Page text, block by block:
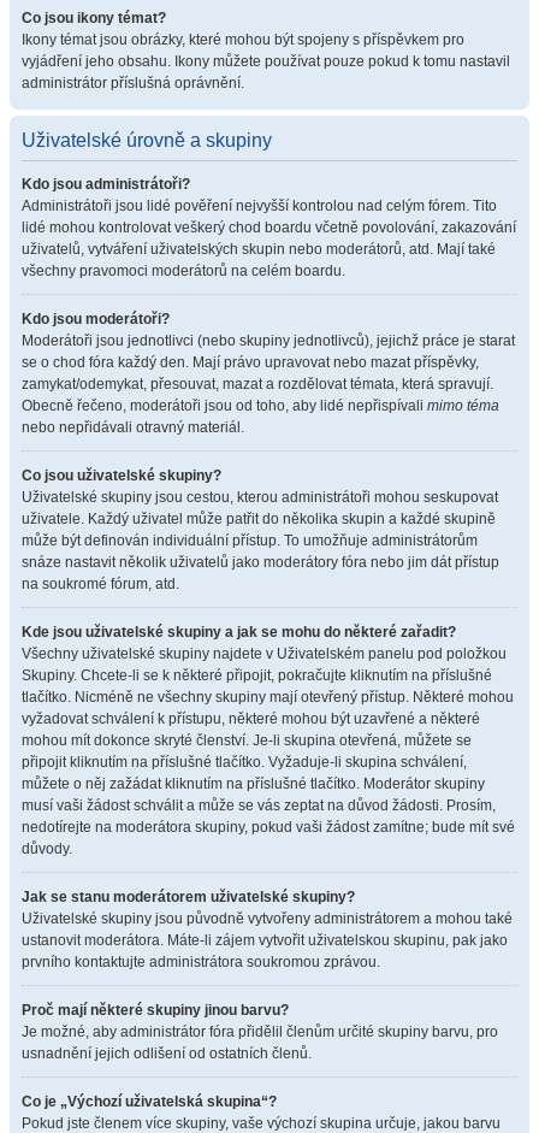
Co jsou ikony témat?
Ikony témat jsou obrázky, které mohou být spojeny s příspěvkem pro
vyjádření jeho obsahu. Ikony můžete používat pouze pokud k tomu nastavil
administrátor příslušná oprávnění.
Uživatelské úrovně a skupiny
Kdo jsou administrátoři?
Administrátoři jsou lidé pověření nejvyšší kontrolou nad celým fórem. Tito
lidé mohou kontrolovat veškerý chod boardu včetně povolování, zakazování
uživatelů, vytváření uživatelských skupin nebo moderátorů, atd. Mají také
všechny pravomoci moderátorů na celém boardu.
Kdo jsou moderátoři?
Moderátoři jsou jednotlivci (nebo skupiny jednotlivců), jejichž práce je starat
se o chod fóra každý den. Mají právo upravovat nebo mazat příspěvky,
zamykat/odemykat, přesouvat, mazat a rozdělovat témata, která spravují.
Obecně řečeno, moderátoři jsou od toho, aby lidé nepřispívali mimo téma
nebo nepřidávali otravný materiál.
Co jsou uživatelské skupiny?
Uživatelské skupiny jsou cestou, kterou administrátoři mohou seskupovat
uživatele. Každý uživatel může patřit do několika skupin a každé skupině
může být definován individuální přístup. To umožňuje administrátorům
snáze nastavit několik uživatelů jako moderátory fóra nebo jim dát přístup
na soukromé fórum, atd.
Kde jsou uživatelské skupiny a jak se mohu do některé zařadit?
Všechny uživatelské skupiny najdete v Uživatelském panelu pod položkou
Skupiny. Chcete-li se k některé připojit, pokračujte kliknutím na příslušné
tlačítko. Nicméně ne všechny skupiny mají otevřený přístup. Některé mohou
vyžadovat schválení k přístupu, některé mohou být uzavřené a některé
mohou mít dokonce skryté členství. Je-li skupina otevřená, můžete se
připojit kliknutím na příslušné tlačítko. Vyžaduje-li skupina schválení,
můžete o něj zažádat kliknutím na příslušné tlačítko. Moderátor skupiny
musí vaši žádost schválit a může se vás zeptat na důvod žádosti. Prosím,
nedotírejte na moderátora skupiny, pokud vaši žádost zamítne; bude mít své
důvody.
Jak se stanu moderátorem uživatelské skupiny?
Uživatelské skupiny jsou původně vytvořeny administrátorem a mohou také
ustanovit moderátora. Máte-li zájem vytvořit uživatelskou skupinu, pak jako
prvního kontaktujte administrátora soukromou zprávou.
Proč mají některé skupiny jinou barvu?
Je možné, aby administrátor fóra přidělil členům určité skupiny barvu, pro
usnadnění jejich odlišení od ostatních členů.
Co je „Výchozí uživatelská skupina“?
Pokud jste členem více skupiny, vaše výchozí skupina určuje, jakou barvu